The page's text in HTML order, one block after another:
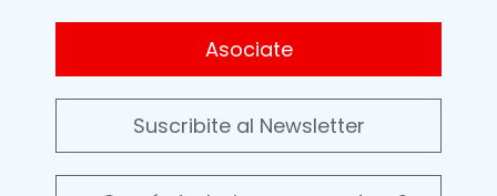
Asociate
Suscribite al Newsletter